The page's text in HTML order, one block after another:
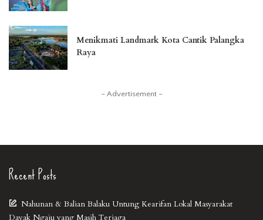
Menikmati Landmark Kota Cantik Palangka
Raya
– Advertisement –
Recent Posts
Nahunan & Balian Balaku Untung Kearifan Lokal Masyarakat
Dayak Ngaju yang Masih Terjaga